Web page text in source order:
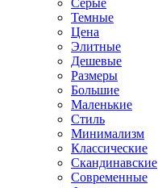
Серые
Темные
Цена
Элитные
Дешевые
Размеры
Большие
Маленькие
Стиль
Минимализм
Классические
Скандинавские
Современные